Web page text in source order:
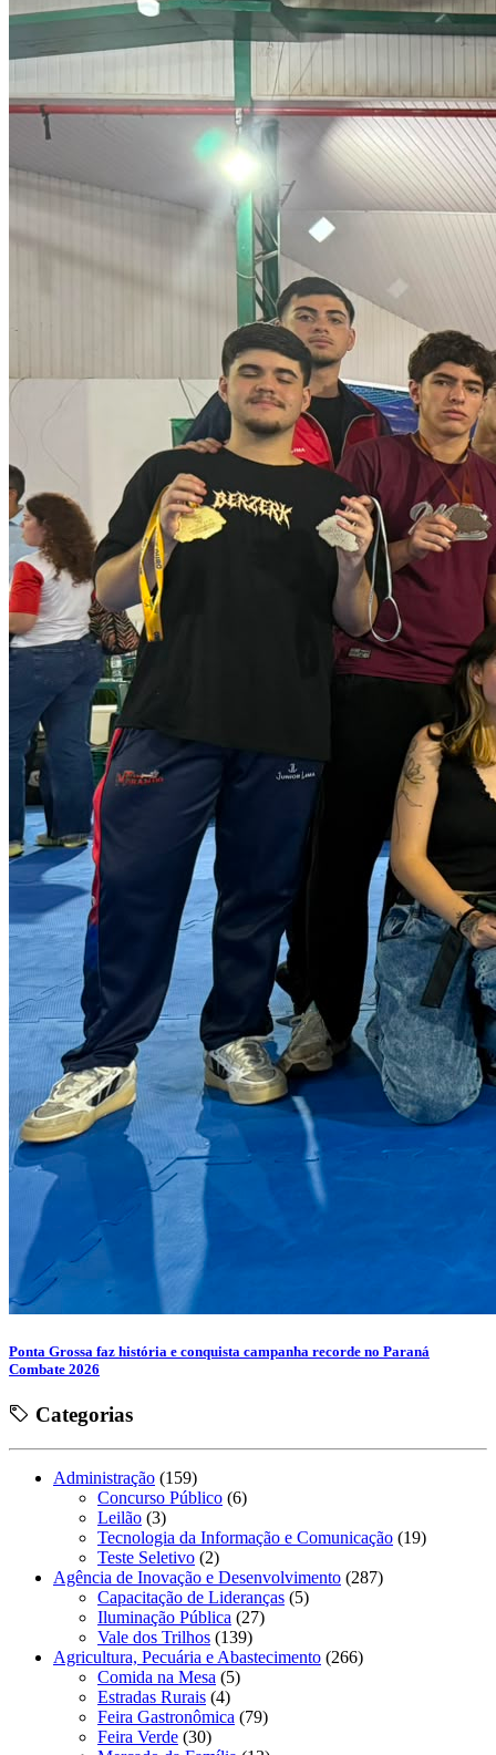
Ponta Grossa faz história e conquista campanha recorde no Paraná
Combate 2026
Categorias
Administração (159)
Concurso Público (6)
Leilão (3)
Tecnologia da Informação e Comunicação (19)
Teste Seletivo (2)
Agência de Inovação e Desenvolvimento (287)
Capacitação de Lideranças (5)
Iluminação Pública (27)
Vale dos Trilhos (139)
Agricultura, Pecuária e Abastecimento (266)
Comida na Mesa (5)
Estradas Rurais (4)
Feira Gastronômica (79)
Feira Verde (30)